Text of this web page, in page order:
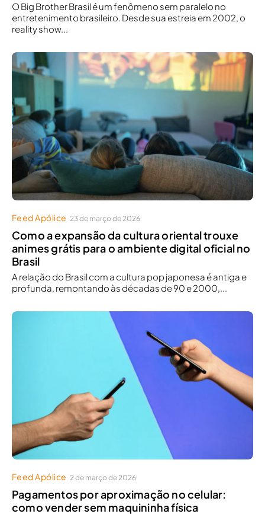
O Big Brother Brasil é um fenômeno sem paralelo no
entretenimento brasileiro. Desde sua estreia em 2002, o
reality show...
Feed Apólice 23 de março de 2026
Como a expansão da cultura oriental trouxe
animes grátis para o ambiente digital oficial no
Brasil
A relação do Brasil com a cultura pop japonesa é antiga e
profunda, remontando às décadas de 90 e 2000,...
Feed Apólice 2 de março de 2026
Pagamentos por aproximação no celular:
como vender sem maquininha física